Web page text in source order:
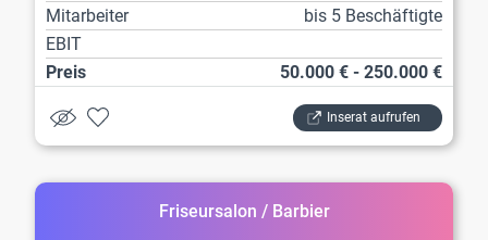
Mitarbeiter
bis 5 Beschäftigte
EBIT
Preis
50.000 € - 250.000 €
Inserat aufrufen
Friseursalon / Barbier